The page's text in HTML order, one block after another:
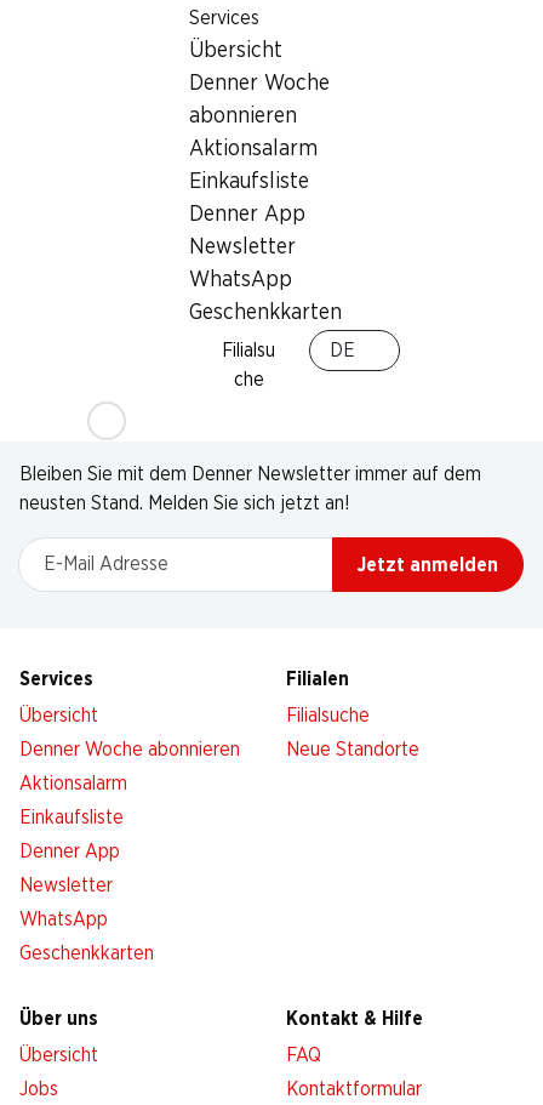
Services
Übersicht
Denner Woche
abonnieren
Aktionsalarm
Einkaufsliste
Denner App
Newsletter
WhatsApp
Geschenkkarten
Filialsu
che
DE
Newsletter
Bleiben Sie mit dem Denner Newsletter immer auf dem
neusten Stand. Melden Sie sich jetzt an!
E-Mail Adresse
Jetzt anmelden
Services
Übersicht
Denner Woche abonnieren
Aktionsalarm
Einkaufsliste
Denner App
Newsletter
WhatsApp
Geschenkkarten
Filialen
Filialsuche
Neue Standorte
Über uns
Übersicht
Jobs
Kontakt & Hilfe
FAQ
Kontaktformular